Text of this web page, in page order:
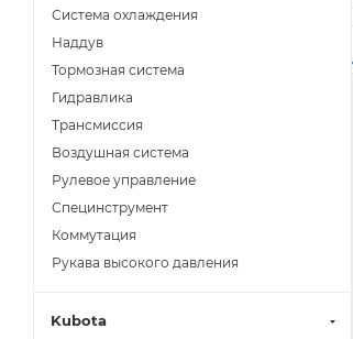
Система охлаждения
Наддув
Тормозная система
Гидравлика
Трансмиссия
Воздушная система
Рулевое управление
Специнструмент
Коммутация
Рукава высокого давления
Kubota